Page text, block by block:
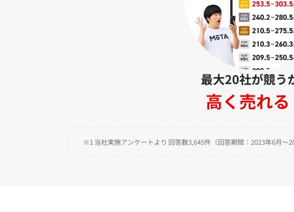
最大20社が競う
高く売れる
※1 当社実施アンケートより 回答数3,645件（回答期間：2023年6月～